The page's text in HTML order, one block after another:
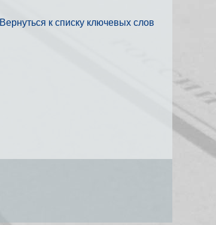
Вернуться к списку ключевых слов